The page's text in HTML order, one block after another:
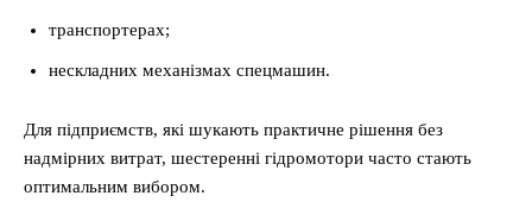
транспортерах;
нескладних механізмах спецмашин.
Для підприємств, які шукають практичне рішення без
надмірних витрат, шестеренні гідромотори часто стають
оптимальним вибором.